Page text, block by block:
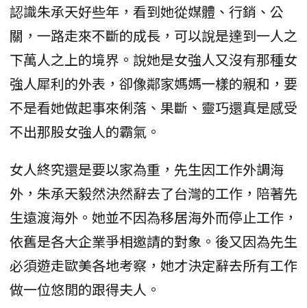
認識朱承天好些年，看到她從媒體、行銷、公
關，一路走來不斷的成長，可以說是達到一人之
下萬人之上的境界。說她是女強人又沒有那種女
強人犀利的外表，卻像鄰家媽媽一樣的親和，要
不是看她做起事來俐落、果斷、靈巧還真是感受
不出那股女強人的霸氣。
女人終究還是要以家為重，先生因工作外調海
外，朱承天毅然決然辭去了台灣的工作，陪著先
生遠渡海外。她並不因為移居海外而停止工作，
依舊是各大企業爭相邀請的對象。後又因為先生
必須遊走歐美各地考察，她才決定辭去所有工作
做一位悠閒的跟得夫人。